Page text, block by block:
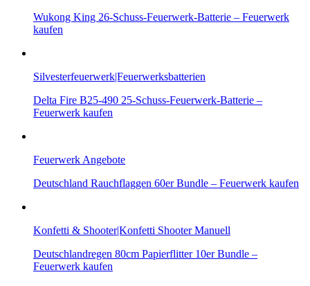
Wukong King 26-Schuss-Feuerwerk-Batterie – Feuerwerk
kaufen
Silvesterfeuerwerk|Feuerwerksbatterien
Delta Fire B25-490 25-Schuss-Feuerwerk-Batterie –
Feuerwerk kaufen
Feuerwerk Angebote
Deutschland Rauchflaggen 60er Bundle – Feuerwerk kaufen
Konfetti & Shooter|Konfetti Shooter Manuell
Deutschlandregen 80cm Papierflitter 10er Bundle –
Feuerwerk kaufen